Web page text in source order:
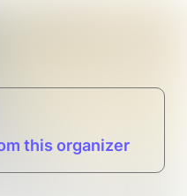
this organizer